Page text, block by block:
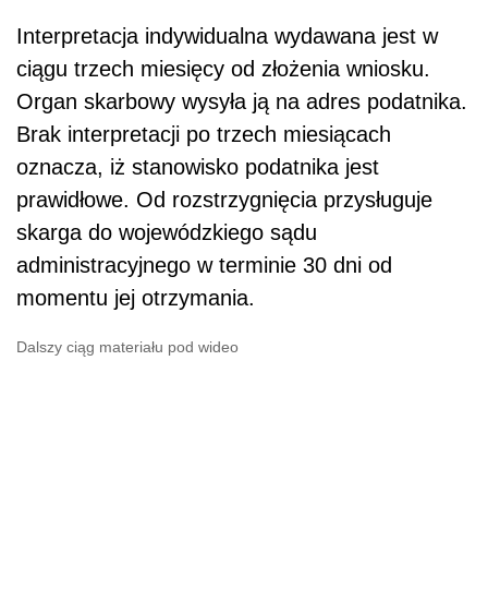
Interpretacja indywidualna wydawana jest w
ciągu trzech miesięcy od złożenia wniosku.
Organ skarbowy wysyła ją na adres podatnika.
Brak interpretacji po trzech miesiącach
oznacza, iż stanowisko podatnika jest
prawidłowe. Od rozstrzygnięcia przysługuje
skarga do wojewódzkiego sądu
administracyjnego w terminie 30 dni od
momentu jej otrzymania.
Dalszy ciąg materiału pod wideo